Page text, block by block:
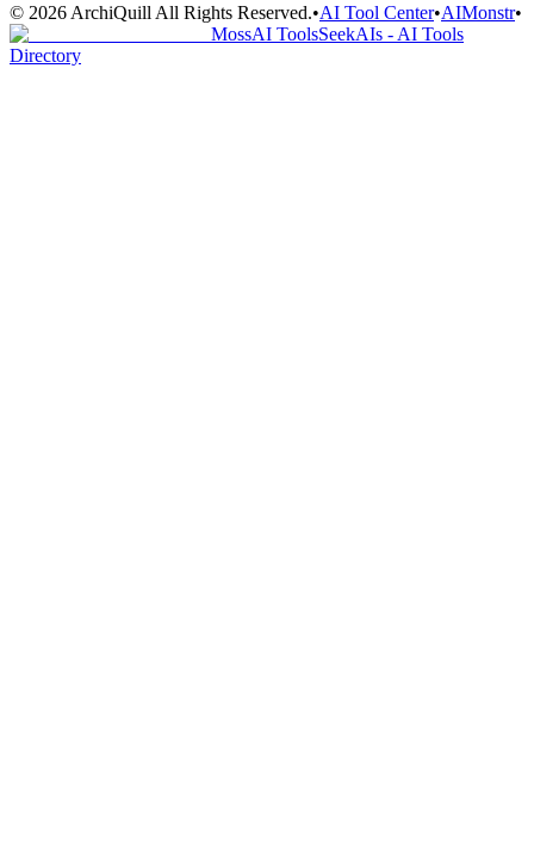
© 2026 ArchiQuill All Rights Reserved.•AI Tool Center•AIMonstr•
MossAI ToolsSeekAIs - AI Tools
Directory